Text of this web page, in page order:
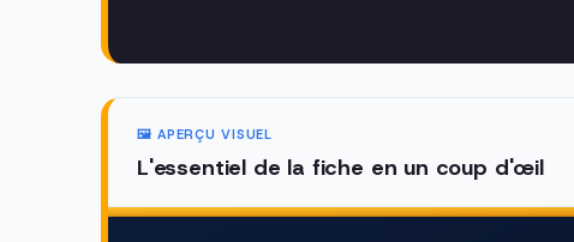
🖼️ APERÇU VISUEL
L'essentiel de la fiche en un coup d'œil